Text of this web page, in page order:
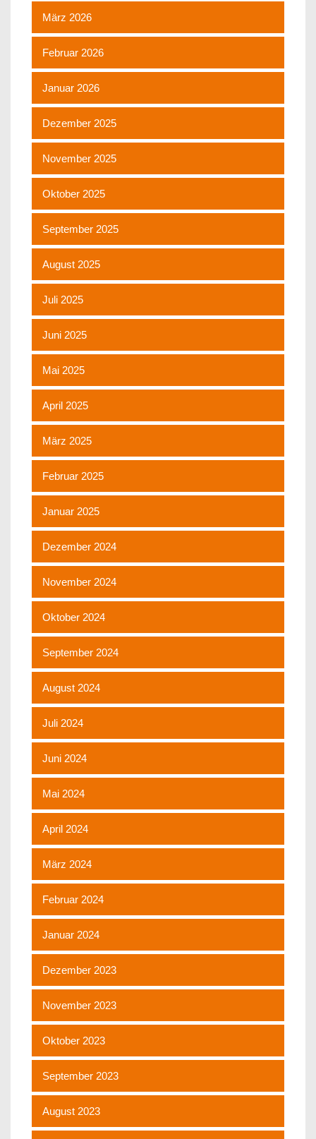
März 2026
Februar 2026
Januar 2026
Dezember 2025
November 2025
Oktober 2025
September 2025
August 2025
Juli 2025
Juni 2025
Mai 2025
April 2025
März 2025
Februar 2025
Januar 2025
Dezember 2024
November 2024
Oktober 2024
September 2024
August 2024
Juli 2024
Juni 2024
Mai 2024
April 2024
März 2024
Februar 2024
Januar 2024
Dezember 2023
November 2023
Oktober 2023
September 2023
August 2023